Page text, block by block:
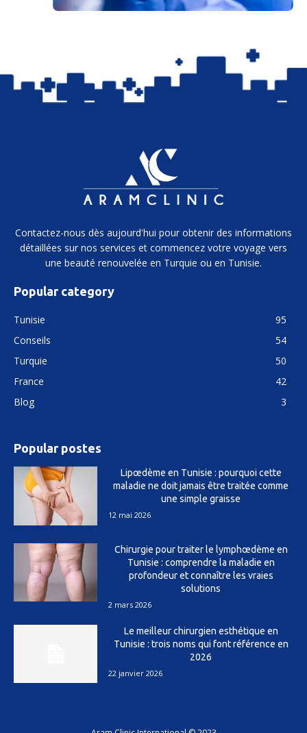
Contactez-nous dès aujourd'hui pour obtenir des informations
détaillées sur nos services et commencez votre voyage vers
une beauté renouvelée en Turquie ou en Tunisie.
Popular category
Tunisie
95
Conseils
54
Turquie
50
France
42
Blog
3
Popular postes
Lipœdème en Tunisie : pourquoi cette
maladie ne doit jamais être traitée comme
une simple graisse
12 mai 2026
Chirurgie pour traiter le lymphœdème en
Tunisie : comprendre la maladie en
profondeur et connaître les vraies
solutions
2 mars 2026
Le meilleur chirurgien esthétique en
Tunisie : trois noms qui font référence en
2026
22 janvier 2026